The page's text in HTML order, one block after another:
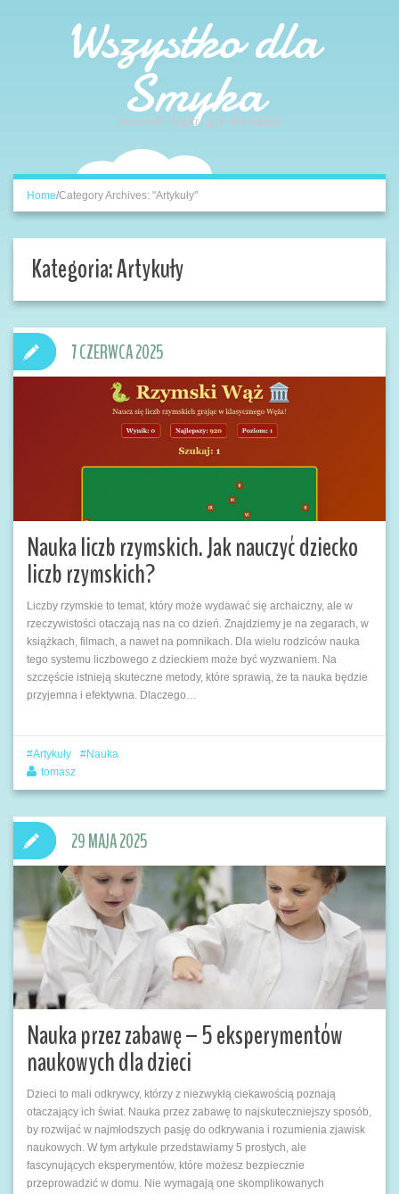
Wszystko dla
Smyka
piosenki, bajki i gry dla dzieci
Home/Category Archives: "Artykuły"
Kategoria:Artykuły
Nauka liczb rzymskich. Jak nauczyć dziecko
liczb rzymskich?
Liczby rzymskie to temat, który może wydawać się archaiczny, ale w
rzeczywistości otaczają nas na co dzień. Znajdziemy je na zegarach, w
książkach, filmach, a nawet na pomnikach. Dla wielu rodziców nauka
tego systemu liczbowego z dzieckiem może być wyzwaniem. Na
szczęście istnieją skuteczne metody, które sprawią, że ta nauka będzie
przyjemna i efektywna. Dlaczego…
7 CZERWCA 2025
Artykuły
Nauka
tomasz
Nauka przez zabawę – 5 eksperymentów
naukowych dla dzieci
Dzieci to mali odkrywcy, którzy z niezwykłą ciekawością poznają
otaczający ich świat. Nauka przez zabawę to najskuteczniejszy sposób,
by rozwijać w najmłodszych pasję do odkrywania i rozumienia zjawisk
naukowych. W tym artykule przedstawiamy 5 prostych, ale
fascynujących eksperymentów, które możesz bezpiecznie
przeprowadzić w domu. Nie wymagają one skomplikowanych
29 MAJA 2025